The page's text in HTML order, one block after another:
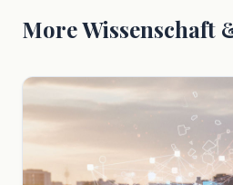
More Wissenschaft